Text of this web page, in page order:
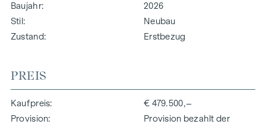
Baujahr
2026
Stil
Neubau
Zustand
Erstbezug
PREIS
Kaufpreis
€ 479.500,–
Provision
Provision bezahlt der